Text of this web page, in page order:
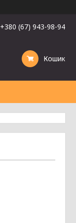
+380 (67) 943-98-94
Кошик